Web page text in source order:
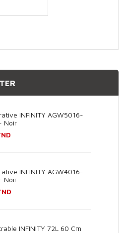
INFINITY AGW5016-
Noir
INFINITY AGW4016-
Noir
INFINITY 72L 60 Cm